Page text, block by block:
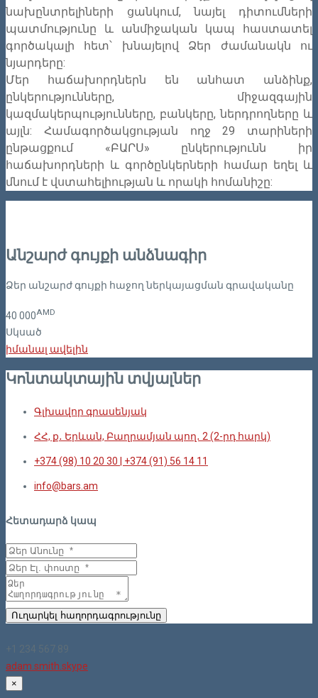
նախընտրելիների ցանկում, նայել դիտումների
պատմությունը և անմիջական կապ հաստատել
գործակալի հետ՝ խնայելով Ձեր ժամանակն ու
նյարդերը:
Մեր հաճախորդներն են անհատ անձինք,
ընկերությունները, միջազգային
կազմակերպությունները, բանկերը, ներդրողները և
այլն: Համագործակցության ողջ 29 տարիների
ընթացքում «ԲԱՐՍ» ընկերությունն իր
հաճախորդների և գործընկերների համար եղել և
մնում է վստահելիության և որակի հոմանիշը:
Անշարժ գույքի անձնագիր
Ձեր անշարժ գույքի հաջող ներկայացման գրավականը
40 000AMD
Սկսած
իմանալ ավելին
Կոնտակտային տվյալներ
Գլխավոր գրասենյակ
ՀՀ, ք․ Երևան, Բաղրամյան պող․ 2 (2-րդ հարկ)
+374 (98) 10 20 30 | +374 (91) 56 14 11
info@bars.am
Հետադարձ կապ
Ուղարկել հաղորդագրությունը
+1 234 567 89
adam.smith.skype
×